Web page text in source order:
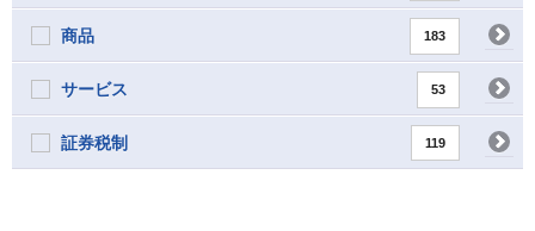
商品 183
サービス 53
証券税制 119